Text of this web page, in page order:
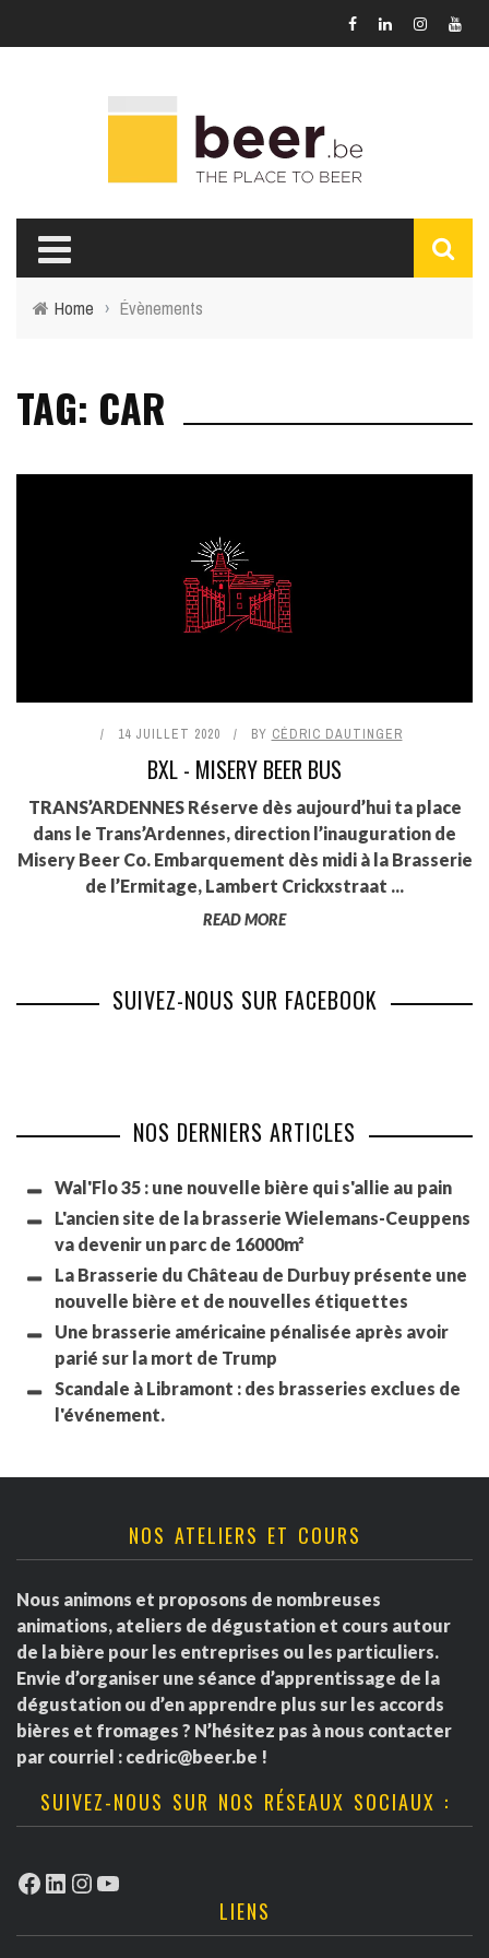
Home › Évènements
TAG: CAR
14 JUILLET 2020 BY CÉDRIC DAUTINGER
BXL - MISERY BEER BUS
TRANS’ARDENNES Réserve dès aujourd’hui ta place
dans le Trans’Ardennes, direction l’inauguration de
Misery Beer Co. Embarquement dès midi à la Brasserie
de l’Ermitage, Lambert Crickxstraat ...
READ MORE
SUIVEZ-NOUS SUR FACEBOOK
NOS DERNIERS ARTICLES
Wal'Flo 35 : une nouvelle bière qui s'allie au pain
L'ancien site de la brasserie Wielemans-Ceuppens
va devenir un parc de 16000m²
La Brasserie du Château de Durbuy présente une
nouvelle bière et de nouvelles étiquettes
Une brasserie américaine pénalisée après avoir
parié sur la mort de Trump
Scandale à Libramont : des brasseries exclues de
l'événement.
NOS ATELIERS ET COURS
Nous animons et proposons de nombreuses
animations, ateliers de dégustation et cours autour
de la bière pour les entreprises ou les particuliers.
Envie d’organiser une séance d’apprentissage de la
dégustation ou d’en apprendre plus sur les accords
bières et fromages ? N’hésitez pas à nous contacter
par courriel : cedric@beer.be !
SUIVEZ-NOUS SUR NOS RÉSEAUX SOCIAUX :
Facebook
LinkedIn
Instagram
YouTube
LIENS